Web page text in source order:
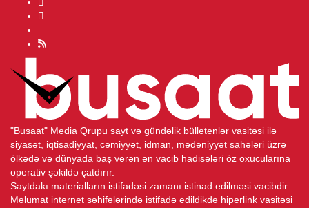
"Busaat" Media Qrupu sayt və gündəlik bülletenlər vasitəsi ilə
siyasət, iqtisadiyyat, cəmiyyət, idman, mədəniyyət sahələri üzrə
ölkədə və dünyada baş verən ən vacib hadisələri öz oxucularına
operativ şəkildə çatdırır.
Saytdakı materialların istifadəsi zamanı istinad edilməsi vacibdir.
Məlumat internet səhifələrində istifadə edildikdə hiperlink vasitəsi